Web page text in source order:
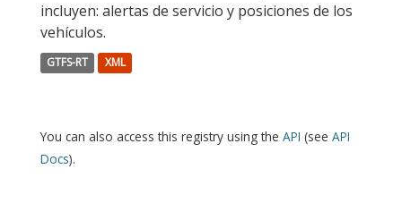
incluyen: alertas de servicio y posiciones de los
vehículos.
GTFS-RT XML
You can also access this registry using the API (see API
Docs).